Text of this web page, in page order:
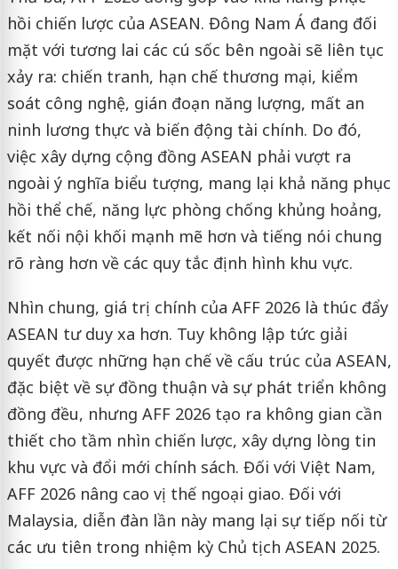
hồi chiến lược của ASEAN. Đông Nam Á đang đối
mặt với tương lai các cú sốc bên ngoài sẽ liên tục
xảy ra: chiến tranh, hạn chế thương mại, kiểm
soát công nghệ, gián đoạn năng lượng, mất an
ninh lương thực và biến động tài chính. Do đó,
việc xây dựng cộng đồng ASEAN phải vượt ra
ngoài ý nghĩa biểu tượng, mang lại khả năng phục
hồi thể chế, năng lực phòng chống khủng hoảng,
kết nối nội khối mạnh mẽ hơn và tiếng nói chung
rõ ràng hơn về các quy tắc định hình khu vực.
Nhìn chung, giá trị chính của AFF 2026 là thúc đẩy
ASEAN tư duy xa hơn. Tuy không lập tức giải
quyết được những hạn chế về cấu trúc của ASEAN,
đặc biệt về sự đồng thuận và sự phát triển không
đồng đều, nhưng AFF 2026 tạo ra không gian cần
thiết cho tầm nhìn chiến lược, xây dựng lòng tin
khu vực và đổi mới chính sách. Đối với Việt Nam,
AFF 2026 nâng cao vị thế ngoại giao. Đối với
Malaysia, diễn đàn lần này mang lại sự tiếp nối từ
các ưu tiên trong nhiệm kỳ Chủ tịch ASEAN 2025.